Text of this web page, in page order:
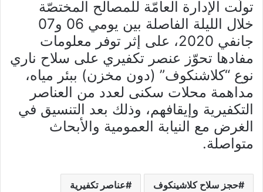
تولّت الإدارة العامّة للمصالح المختصّة
خلال الليلة الفاصلة بين يومي 06 و07
جانفي 2020، على إثر توفر معلومات
مفادها تحوّز عنصر تكفيري على سلاح ناري
نوع “كلاشنكوف” (دون مخزن) ببئر مياه،
مداهمة محلات سكنى لعدد من العناصر
التكفيرية وإيقافهم، وذلك بعد التنسيق في
الغرض مع النيابة العمومية والأبحاث
متواصلة.
حجز سلاح كلاشينكوف عناصر تكفيرية